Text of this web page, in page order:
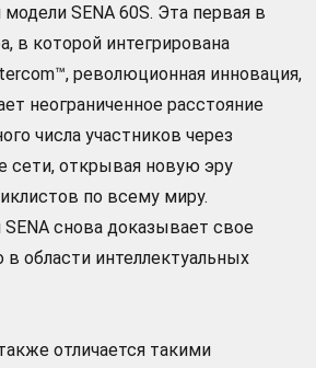
SENA 60S. Эта первая в
в которой интегрирована
революционная инновация,
неограниченное расстояние
числа участников через
сети, открывая новую эру
по всему миру.
снова доказывает свое
области интеллектуальных
отличается такими